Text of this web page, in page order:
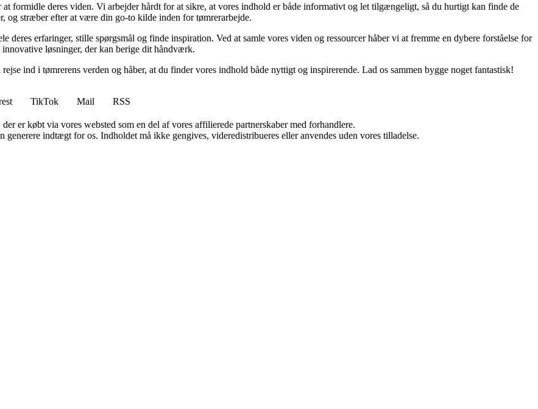
formidle deres viden. Vi arbejder hårdt for at sikre, at vores indhold er både informativt og let tilgængeligt, så du hurtigt kan finde de
og stræber efter at være din go-to kilde inden for tømrerarbejde.
deres erfaringer, stille spørgsmål og finde inspiration. Ved at samle vores viden og ressourcer håber vi at fremme en dybere forståelse for
løsninger, der kan berige dit håndværk.
ind i tømrerens verden og håber, at du finder vores indhold både nyttigt og inspirerende. Lad os sammen bygge noget fantastisk!
TikTok Mail
RSS
er købt via vores websted som en del af vores affilierede partnerskaber med forhandlere.
indtægt for os. Indholdet må ikke gengives, videredistribueres eller anvendes uden vores tilladelse.